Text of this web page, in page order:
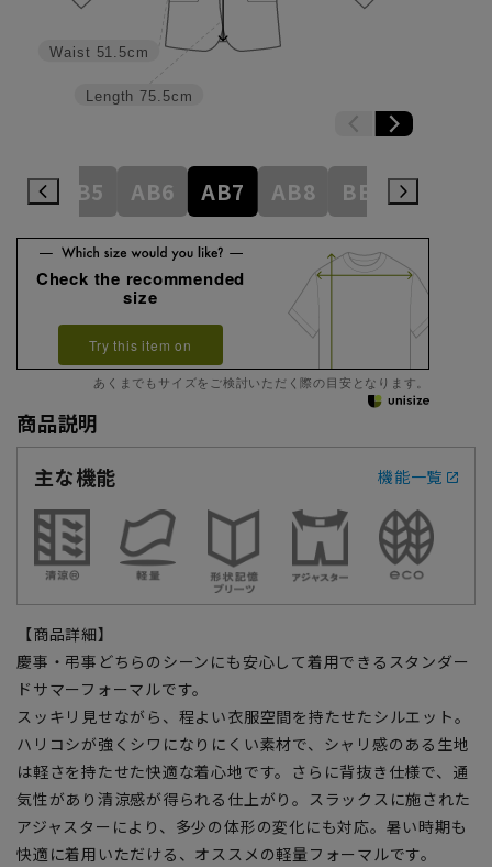
Length 75.5cm
Waist 51.5cm
AB5 AB6 AB7 AB8 BE3
Check the recommended
size
Try this item on
あくまでもサイズをご検討いただく際の目安となります。
商品説明
主な機能
機能一覧
【商品詳細】
慶事・弔事どちらのシーンにも安心して着用できるスタンダー
ドサマーフォーマルです。
スッキリ見せながら、程よい衣服空間を持たせたシルエット。
ハリコシが強くシワになりにくい素材で、シャリ感のある生地
は軽さを持たせた快適な着心地です。さらに背抜き仕様で、通
気性があり清涼感が得られる仕上がり。スラックスに施された
アジャスターにより、多少の体形の変化にも対応。暑い時期も
快適に着用いただける、オススメの軽量フォーマルです。